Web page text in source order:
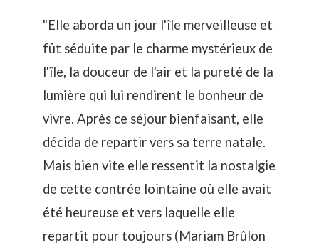
"Elle aborda un jour l'île merveilleuse et
fût séduite par le charme mystérieux de
l'île, la douceur de l'air et la pureté de la
lumière qui lui rendirent le bonheur de
vivre. Après ce séjour bienfaisant, elle
décida de repartir vers sa terre natale.
Mais bien vite elle ressentit la nostalgie
de cette contrée lointaine où elle avait
été heureuse et vers laquelle elle
repartit pour toujours (Mariam Brûlon